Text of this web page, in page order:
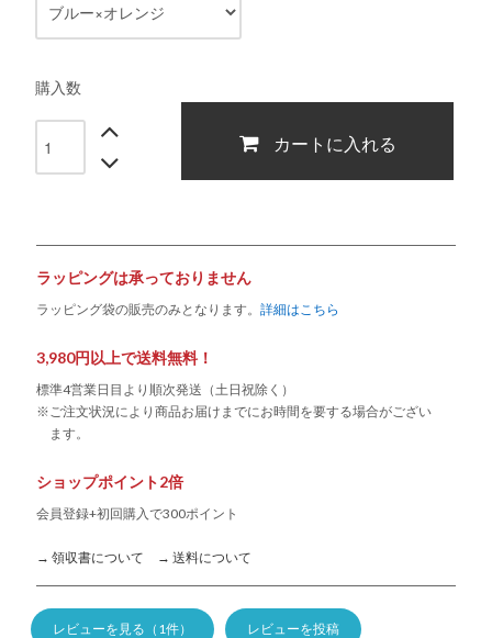
購入数
カートに入れる
ラッピングは承っておりません
ラッピング袋の販売のみとなります。詳細はこちら
3,980円以上で送料無料！
標準4営業日目より順次発送（土日祝除く）
※ご注文状況により商品お届けまでにお時間を要する場合がござい
ます。
ショップポイント2倍
会員登録+初回購入で300ポイント
→ 領収書について → 送料について
レビューを見る（1件） レビューを投稿